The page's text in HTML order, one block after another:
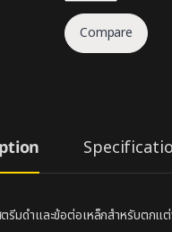
Compare
รีมดำและข้อต่อเหล็กสำหรับตกแ